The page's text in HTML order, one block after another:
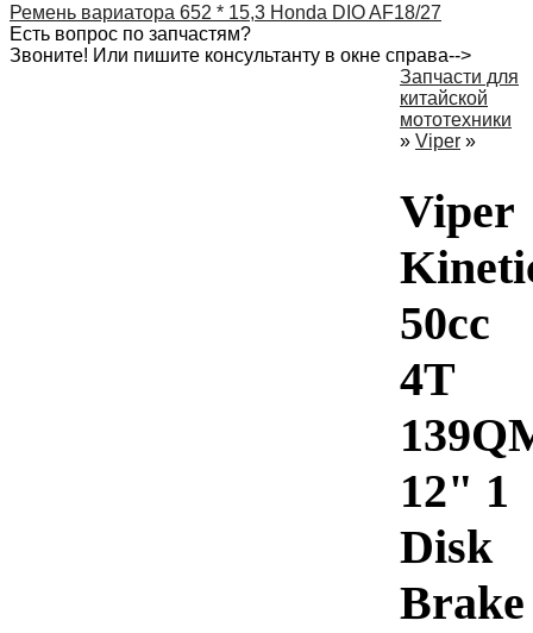
Ремень вариатора 652 * 15,3 Honda DIO AF18/27
Есть вопрос по запчастям?
Звоните! Или пишите консультанту в окне справа-->
Запчасти для
китайской
мототехники
» Viper »
Viper
50cc
4T
12" 1
Disk
Brake